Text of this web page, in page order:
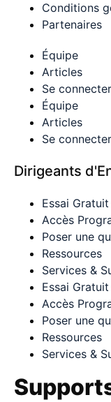
Conditions
Partenaires
Équipe
Articles
Se connecter
Équipe
Articles
Se connecter
Dirigeants
Essai
Accès
Poser une
Ressources
Services &
Essai
Accès
Poser une
Ressources
Services &